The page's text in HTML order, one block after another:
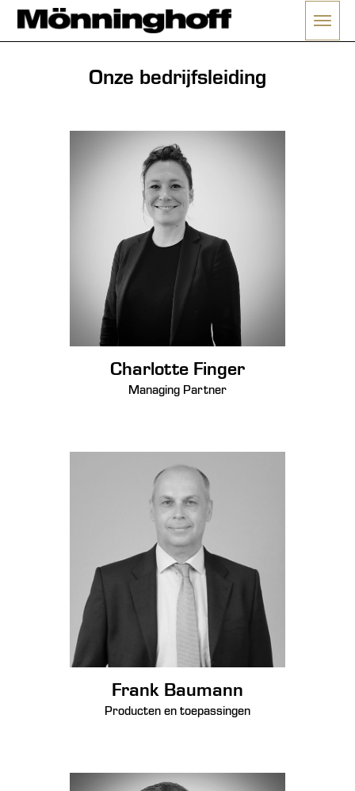
Menü
Onze bedrijfsleiding
Charlotte Finger
Managing Partner
Frank Baumann
Producten en toepassingen